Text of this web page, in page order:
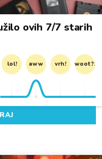
ovih 7/7 starih
lol! aww vrh! woot?!